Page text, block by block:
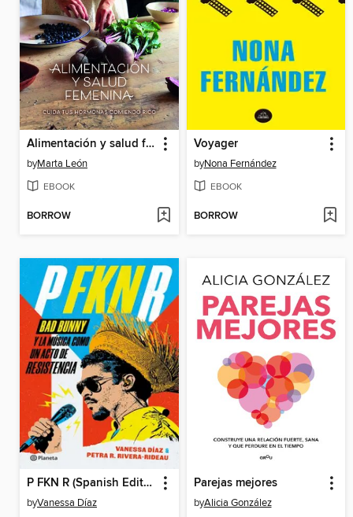
Alimentación y salud femenina
byMarta León
EBOOK
BORROW
Voyager
byNona Fernández
EBOOK
BORROW
P FKN R (Spanish Edition)
byVanessa Díaz
Parejas mejores
byAlicia González